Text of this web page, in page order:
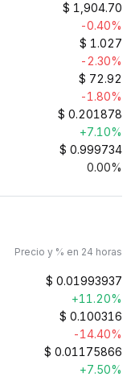
$ 1,904.70
-0.40%
$ 1.027
-2.30%
$ 72.92
-1.80%
$ 0.201878
+7.10%
$ 0.999734
0.00%
Precio y % en 24 horas
$ 0.01993937
+11.20%
$ 0.100316
-14.40%
$ 0.01175866
+7.50%